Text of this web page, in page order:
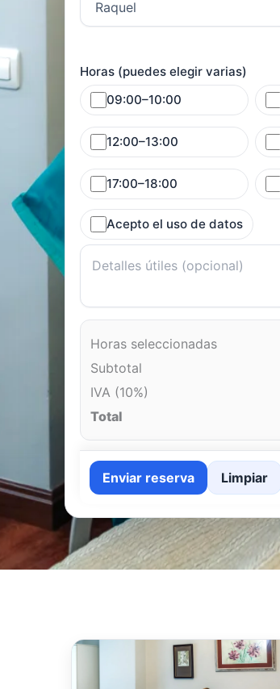
Horas (puedes elegir varias)
09:00–10:00
12:00–13:00
17:00–18:00
Acepto el uso de datos
Horas seleccionadas
Subtotal
IVA (10%)
Total
Enviar reserva Limpiar